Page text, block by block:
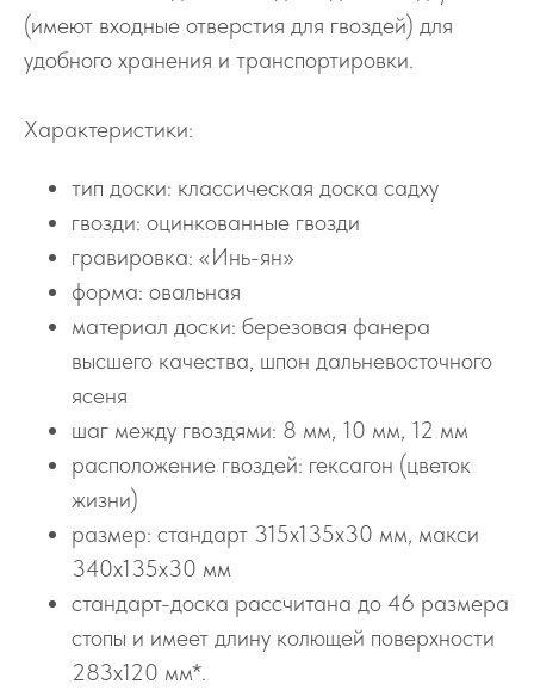
(имеют входные отверстия для гвоздей) для
удобного хранения и транспортировки.
Характеристики:
тип доски: классическая доска садху
гвозди: оцинкованные гвозди
гравировка: «Инь-ян»
форма: овальная
материал доски: березовая фанера
высшего качества, шпон дальневосточного
ясеня
шаг между гвоздями: 8 мм, 10 мм, 12 мм
расположение гвоздей: гексагон (цветок
жизни)
размер: стандарт 315х135х30 мм, макси
340х135х30 мм
стандарт-доска рассчитана до 46 размера
стопы и имеет длину колющей поверхности
283х120 мм*.